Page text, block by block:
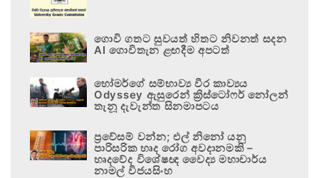
ගොවි ගතට සුවයත් හිතට නිවනත් සදන
AI ගොවිතැන ළඟදීම අපටත්
හෝමර්ගේ සම්භාව්‍ය වීර කාව්‍යය
Odyssey ඇසුරෙන් ක්‍රිස්ටෝෆර් නෝලන්
තැනූ දැවැන්ත සිනමාපටය
ප්‍රවේසම් වන්න; එල් නිනෝ යනු
පාරිසරික හෘද රෝග අවදානමකි –
හෘදවේද විශේෂඥ වෛද්‍ය මහාචාර්ය
නාමල් විජයසිංහ